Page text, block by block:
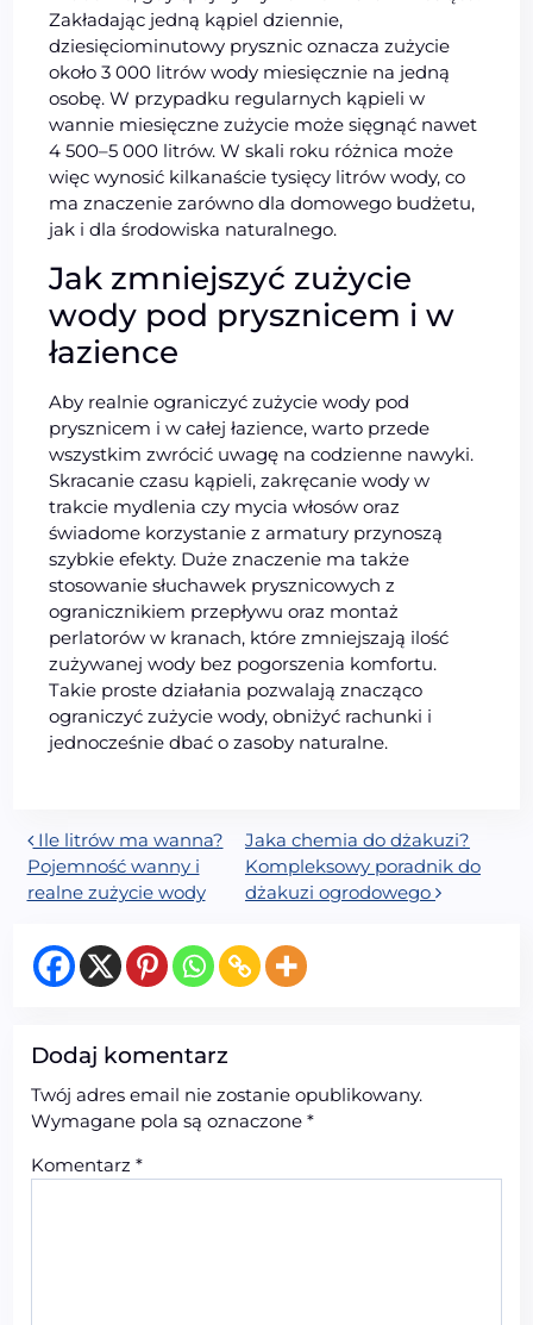
Zakładając jedną kąpiel dziennie,
dziesięciominutowy prysznic oznacza zużycie
około 3 000 litrów wody miesięcznie na jedną
osobę. W przypadku regularnych kąpieli w
wannie miesięczne zużycie może sięgnąć nawet
4 500–5 000 litrów. W skali roku różnica może
więc wynosić kilkanaście tysięcy litrów wody, co
ma znaczenie zarówno dla domowego budżetu,
jak i dla środowiska naturalnego.
Jak zmniejszyć zużycie
wody pod prysznicem i w
łazience
Aby realnie ograniczyć zużycie wody pod
prysznicem i w całej łazience, warto przede
wszystkim zwrócić uwagę na codzienne nawyki.
Skracanie czasu kąpieli, zakręcanie wody w
trakcie mydlenia czy mycia włosów oraz
świadome korzystanie z armatury przynoszą
szybkie efekty. Duże znaczenie ma także
stosowanie słuchawek prysznicowych z
ogranicznikiem przepływu oraz montaż
perlatorów w kranach, które zmniejszają ilość
zużywanej wody bez pogorszenia komfortu.
Takie proste działania pozwalają znacząco
ograniczyć zużycie wody, obniżyć rachunki i
jednocześnie dbać o zasoby naturalne.
Nawigacja wpisu
Ile litrów ma wanna?
Pojemność wanny i
realne zużycie wody
Jaka chemia do dżakuzi?
Kompleksowy poradnik do
dżakuzi ogrodowego
Dodaj komentarz
Twój adres email nie zostanie opublikowany.
Wymagane pola są oznaczone*
Komentarz*